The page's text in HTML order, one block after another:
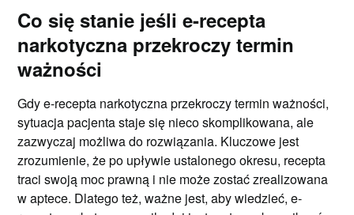
Co się stanie jeśli e-recepta
narkotyczna przekroczy termin
ważności
Gdy e-recepta narkotyczna przekroczy termin ważności,
sytuacja pacjenta staje się nieco skomplikowana, ale
zazwyczaj możliwa do rozwiązania. Kluczowe jest
zrozumienie, że po upływie ustalonego okresu, recepta
traci swoją moc prawną i nie może zostać zrealizowana
w aptece. Dlatego też, ważne jest, aby wiedzieć, e-